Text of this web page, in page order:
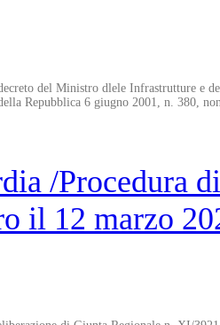
del Ministro dlele Infrastrutture e
Repubblica 6 giugno 2001, n. 380,
/Procedura
il 12 marzo